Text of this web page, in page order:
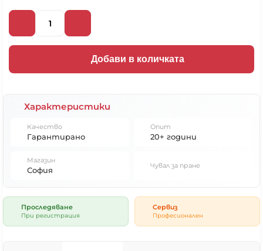
Добави в количката
Характеристики
Качество
Гарантирано
Опит
20+ години
Магазин
София Чувал за пране
Проследяване
При регистрация
Сервиз
Професионален